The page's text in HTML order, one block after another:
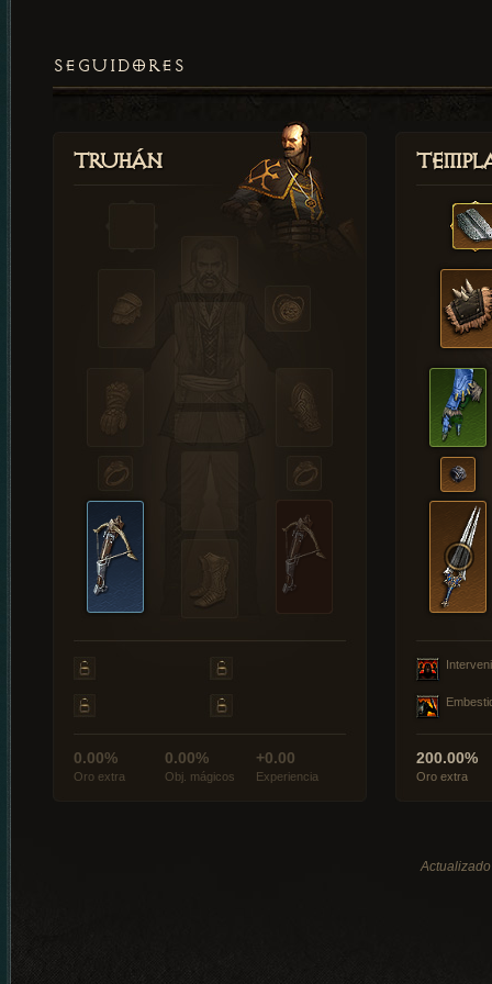
SEGUIDORES
Truhán
0.00%
Oro extra
0.00%
Obj. mágicos
+0.00
Experiencia
200.00%
Oro extra